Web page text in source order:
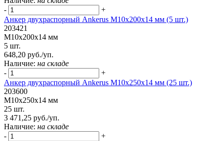
-
+
Анкер двухраспорный Ankerus М10х200х14 мм (5 шт.)
203421
М10х200х14 мм
5 шт.
648,20 руб./уп.
Наличие: на складе
-
+
Анкер двухраспорный Ankerus М10х250х14 мм (25 шт.)
203600
М10х250х14 мм
25 шт.
3 471,25 руб./уп.
Наличие: на складе
-
+